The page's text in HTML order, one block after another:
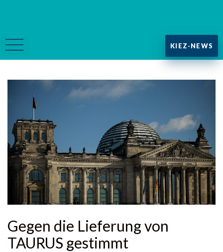
KIEZ-NEWS
Gegen die Lieferung von
TAURUS gestimmt